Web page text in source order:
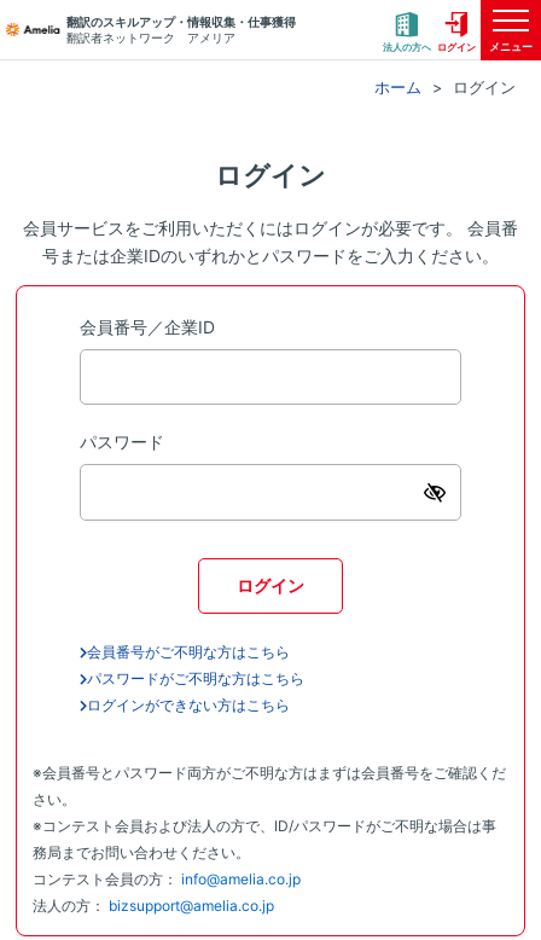
翻訳のスキルアップ・情報収集・仕事獲得
翻訳者ネットワーク アメリア
法人の方へ ログイン メニュー
ホーム ログイン
ログイン
会員サービスをご利用いただくにはログインが必要です。 会員番
号または企業IDのいずれかとパスワードをご入力ください。
会員番号／企業ID
パスワード
ログイン
会員番号がご不明な方はこちら
パスワードがご不明な方はこちら
ログインができない方はこちら
※会員番号とパスワード両方がご不明な方はまずは会員番号をご確認くだ
さい。
※コンテスト会員および法人の方で、ID/パスワードがご不明な場合は事
務局までお問い合わせください。
コンテスト会員の方： info@amelia.co.jp
法人の方： bizsupport@amelia.co.jp